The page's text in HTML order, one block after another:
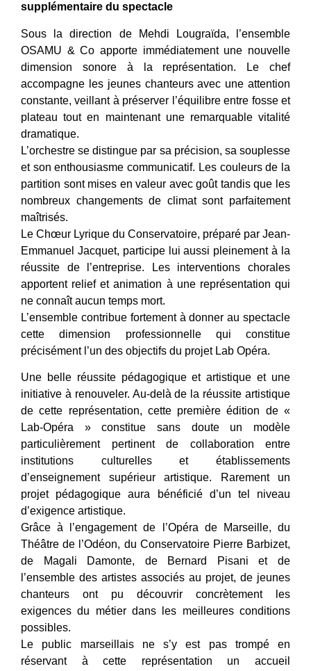
supplémentaire du spectacle
Sous la direction de Mehdi Lougraïda, l’ensemble
OSAMU & Co apporte immédiatement une nouvelle
dimension sonore à la représentation. Le chef
accompagne les jeunes chanteurs avec une attention
constante, veillant à préserver l’équilibre entre fosse et
plateau tout en maintenant une remarquable vitalité
dramatique.
L’orchestre se distingue par sa précision, sa souplesse
et son enthousiasme communicatif. Les couleurs de la
partition sont mises en valeur avec goût tandis que les
nombreux changements de climat sont parfaitement
maîtrisés.
Le Chœur Lyrique du Conservatoire, préparé par Jean-
Emmanuel Jacquet, participe lui aussi pleinement à la
réussite de l’entreprise. Les interventions chorales
apportent relief et animation à une représentation qui
ne connaît aucun temps mort.
L’ensemble contribue fortement à donner au spectacle
cette dimension professionnelle qui constitue
précisément l’un des objectifs du projet Lab Opéra.
Une belle réussite pédagogique et artistique et une
initiative à renouveler. Au-delà de la réussite artistique
de cette représentation, cette première édition de «
Lab-Opéra » constitue sans doute un modèle
particulièrement pertinent de collaboration entre
institutions culturelles et établissements
d’enseignement supérieur artistique. Rarement un
projet pédagogique aura bénéficié d’un tel niveau
d’exigence artistique.
Grâce à l’engagement de l’Opéra de Marseille, du
Théâtre de l’Odéon, du Conservatoire Pierre Barbizet,
de Magali Damonte, de Bernard Pisani et de
l’ensemble des artistes associés au projet, de jeunes
chanteurs ont pu découvrir concrètement les
exigences du métier dans les meilleures conditions
possibles.
Le public marseillais ne s’y est pas trompé en
réservant à cette représentation un accueil